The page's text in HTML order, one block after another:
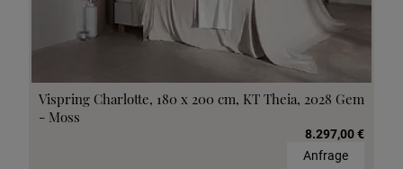
Vispring Charlotte, 180 x 200 cm, KT Theia, 2028 Gem
- Moss
8.297,00 €
Anfrage